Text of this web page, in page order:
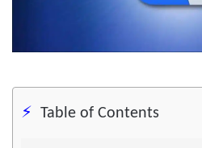
Table of Contents